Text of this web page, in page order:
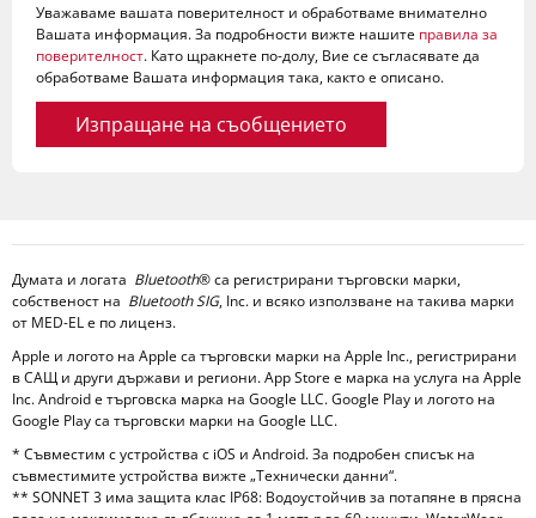
Уважаваме вашата поверителност и обработваме внимателно
Вашата информация. За подробности вижте нашите правила за
поверителност. Като щракнете по-долу, Вие се съгласявате да
обработваме Вашата информация така, както е описано.
Изпращане на съобщението
Думата и логата Bluetooth® са регистрирани търговски марки,
собственост на Bluetooth SIG, Inc. и всяко използване на такива марки
от MED-EL е по лиценз.
Apple и логото на Apple са търговски марки на Apple Inc., регистрирани
в САЩ и други държави и региони. App Store е марка на услуга на Apple
Inc. Android е търговска марка на Google LLC. Google Play и логото на
Google Play са търговски марки на Google LLC.
* Съвместим с устройства с iOS и Android. За подробен списък на
съвместимите устройства вижте „Технически данни“.
** SONNET 3 има защита клас IP68: Водоустойчив за потапяне в прясна